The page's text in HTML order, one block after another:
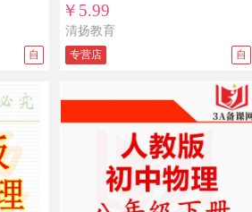
自
￥5.99
清扬教育
专营店 自